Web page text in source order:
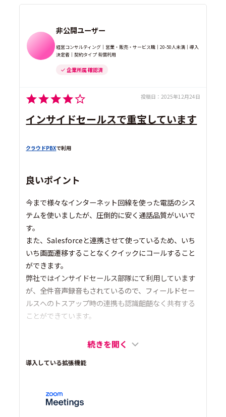
非公開ユーザー
経営コンサルティング｜営業・販売・サービス職｜20-50人未満｜導入
決定者｜契約タイプ 有償利用
企業所属 確認済
投稿日： 2025年12月24日
インサイドセールスで重宝しています
クラウドPBXで利用
良いポイント
今まで様々なインターネット回線を使った電話のシス
テムを使いましたが、圧倒的に安く通話品質がいいで
す。
また、Salesforceと連携させて使っているため、いち
いち画面遷移することなくクイックにコールすること
ができます。
弊社ではインサイドセールス部隊にて利用しています
が、全件音声録音もされているので、フィールドセー
ルスへのトスアップ時の連携も認識齟齬なく共有する
ことができています。
続きを開く
導入している拡張機能